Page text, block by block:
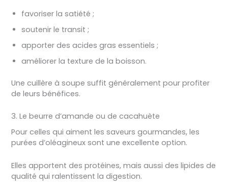
favoriser la satiété ;
soutenir le transit ;
apporter des acides gras essentiels ;
améliorer la texture de la boisson.
Une cuillère à soupe suffit généralement pour profiter
de leurs bénéfices.
3. Le beurre d’amande ou de cacahuète
Pour celles qui aiment les saveurs gourmandes, les
purées d’oléagineux sont une excellente option.
Elles apportent des protéines, mais aussi des lipides de
qualité qui ralentissent la digestion.